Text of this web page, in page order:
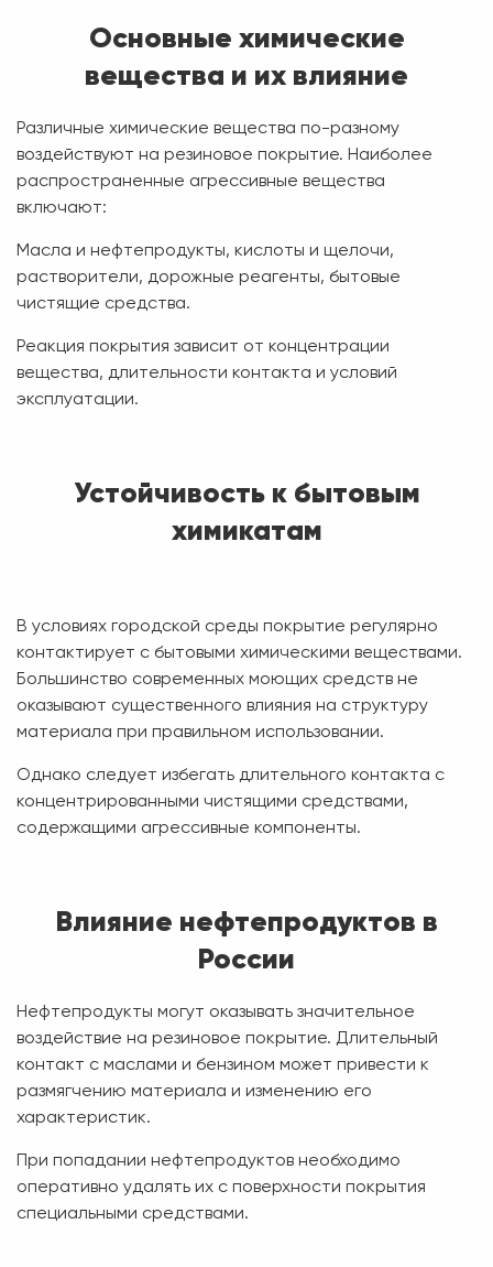
Основные химические
вещества и их влияние
Различные химические вещества по-разному
воздействуют на резиновое покрытие. Наиболее
распространенные агрессивные вещества
включают:
Масла и нефтепродукты, кислоты и щелочи,
растворители, дорожные реагенты, бытовые
чистящие средства.
Реакция покрытия зависит от концентрации
вещества, длительности контакта и условий
эксплуатации.
Устойчивость к бытовым
химикатам
В условиях городской среды покрытие регулярно
контактирует с бытовыми химическими веществами.
Большинство современных моющих средств не
оказывают существенного влияния на структуру
материала при правильном использовании.
Однако следует избегать длительного контакта с
концентрированными чистящими средствами,
содержащими агрессивные компоненты.
Влияние нефтепродуктов в
России
Нефтепродукты могут оказывать значительное
воздействие на резиновое покрытие. Длительный
контакт с маслами и бензином может привести к
размягчению материала и изменению его
характеристик.
При попадании нефтепродуктов необходимо
оперативно удалять их с поверхности покрытия
специальными средствами.